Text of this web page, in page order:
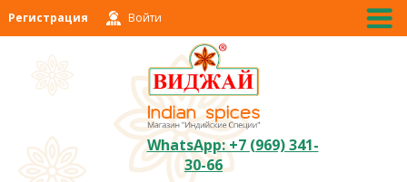
Регистрация Войти
WhatsApp: +7 (969) 341-
30-66